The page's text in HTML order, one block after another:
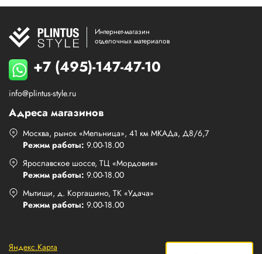
Интернет-магазин
отделочных материалов
+7 (495)-147-47-10
info@plintus-style.ru
Адреса магазинов
Москва, рынок «Мельница», 41 км МКАДа, Д8/6,7
Режим работы: 9.00-18.00
Ярославское шоссе, ТЦ «Мордовия»
Режим работы: 9.00-18.00
Мытищи, д. Коргашино, ТК «Удача»
Режим работы: 9.00-18.00
Яндекс.Карта